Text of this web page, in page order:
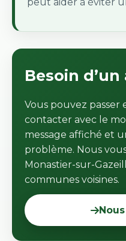
Besoin d’un
Vous pouvez
contacter avec le
message affiché et
problème. Nous
Monastier-sur-
communes voisines.